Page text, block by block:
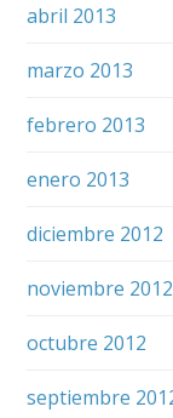
abril 2013
marzo 2013
febrero 2013
enero 2013
diciembre 2012
noviembre 2012
octubre 2012
septiembre